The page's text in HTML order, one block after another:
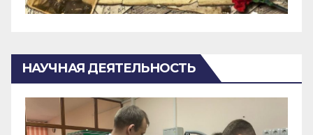
НАУЧНАЯ ДЕЯТЕЛЬНОСТЬ